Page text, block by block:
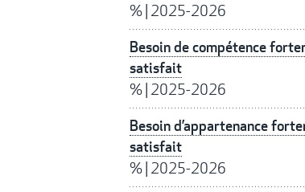
%| 2025-2026
Besoin de compétence
satisfait
%| 2025-2026
Besoin d’appartenance
satisfait
%| 2025-2026